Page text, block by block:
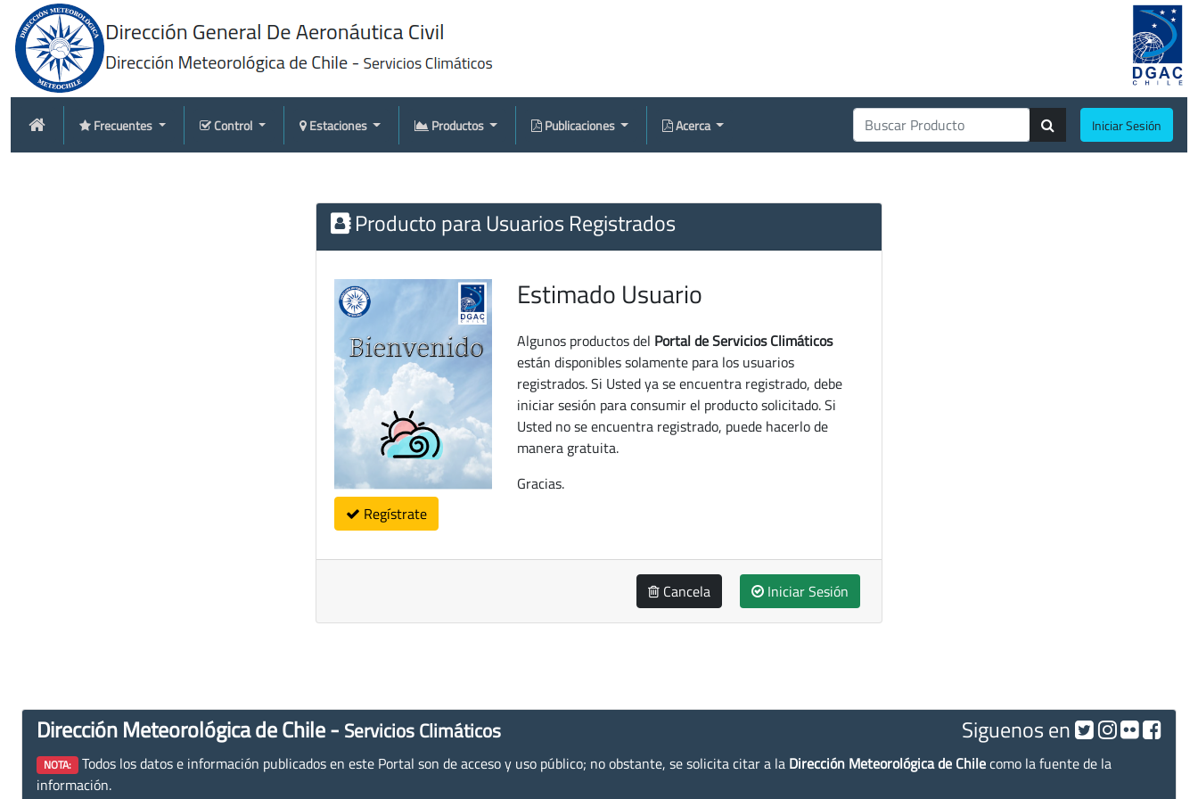
Frecuentes Control Estaciones Productos Publicaciones Acerca Iniciar Sesión
Producto para Usuarios Registrados
Regístrate
Estimado Usuario
Algunos productos del Portal de Servicios Climáticos
están disponibles solamente para los usuarios
registrados. Si Usted ya se encuentra registrado, debe
iniciar sesión para consumir el producto solicitado. Si
Usted no se encuentra registrado, puede hacerlo de
manera gratuita.
Gracias.
Cancela Iniciar Sesión
Dirección Meteorológica de Chile - Servicios Climáticos Siguenos en
NOTA: Todos los datos e información publicados en este Portal son de acceso y uso público; no obstante, se solicita citar a la Dirección Meteorológica de Chilecomo la fuente de la
información.